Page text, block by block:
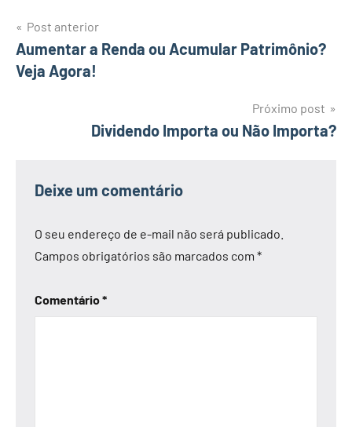
Navegação
de
Post anterior
Aumentar a Renda ou Acumular Patrimônio?
Veja Agora!
Próximo post
Dividendo Importa ou Não Importa?
Deixe um comentário
O seu endereço de e-mail não será publicado.
Campos obrigatórios são marcados com *
Comentário*